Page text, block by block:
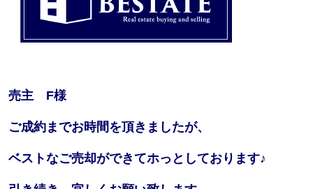
売主 F様
ご成約までお時間を頂きましたが、
ベストなご売却ができてホっとしております♪